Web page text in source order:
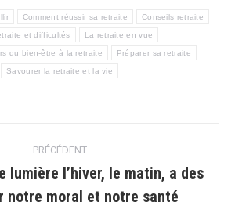
Comment réussir sa retraite Conseils retraite
et difficultés La retraite en vue
du bien-être à la retraite Préparer sa retraite
Savourer la retraite et la vie
PRÉCÉDENT
précédent
lumière l’hiver, le matin, a des
notre moral et notre santé